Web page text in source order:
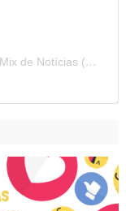
Uma publicação compartilhada por Portal Mix de Notícias (@portalmixdenoticias)